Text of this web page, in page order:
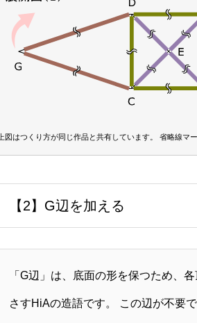
上図はつくり方が同じ作品と共有しています。 省略線マ
【2】G辺を加える
「G辺」は、底面の形を保つため、
さすHiAの造語です。 この辺が不要
六芒星｜